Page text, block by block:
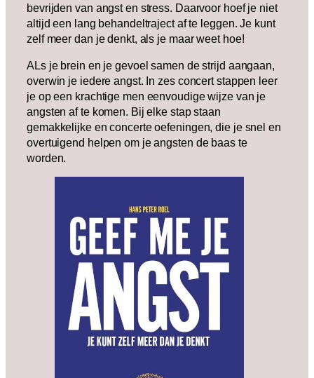
bevrijden van angst en stress. Daarvoor hoef je niet
altijd een lang behandeltraject af te leggen. Je kunt
zelf meer dan je denkt, als je maar weet hoe!
ALs je brein en je gevoel samen de strijd aangaan,
overwin je iedere angst. In zes concert stappen leer
je op een krachtige men eenvoudige wijze van je
angsten af te komen. Bij elke stap staan
gemakkelijke en concerte oefeningen, die je snel en
overtuigend helpen om je angsten de baas te
worden.